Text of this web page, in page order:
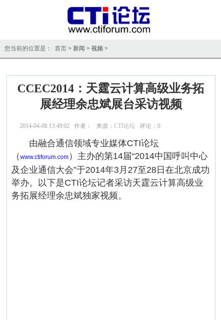
您当前的位置是： 首页 > 新闻 > 视频>
CCEC2014：天霆云计算高级业务拓
展经理余忠斌展台采访视频
2014-04-08 13:49:02 作者： 来源：CTI论坛 评论：0
由融合通信领域专业媒体CTI论坛
（ www.ctiforum.com）主办的第14届“2014中国呼叫中心
及企业通信大会”于2014年3月27至28日在北京成功
举办。以下是CTI论坛记者采访天霆云计算高级业
务拓展经理余忠斌独家视频。